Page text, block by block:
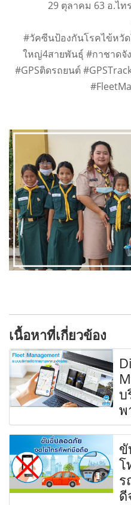
29 ตุลาคม 63 อ.ไท
#วัคซีนป้องกันโรคไข้หวั
ใหญ่4สายพันธุ์ #กาชาดจั
#GPSติดรถยนต์
เนื้อหาที่เกี่ยวข้อง
บ
พ
ขั
โ
ร
ดี